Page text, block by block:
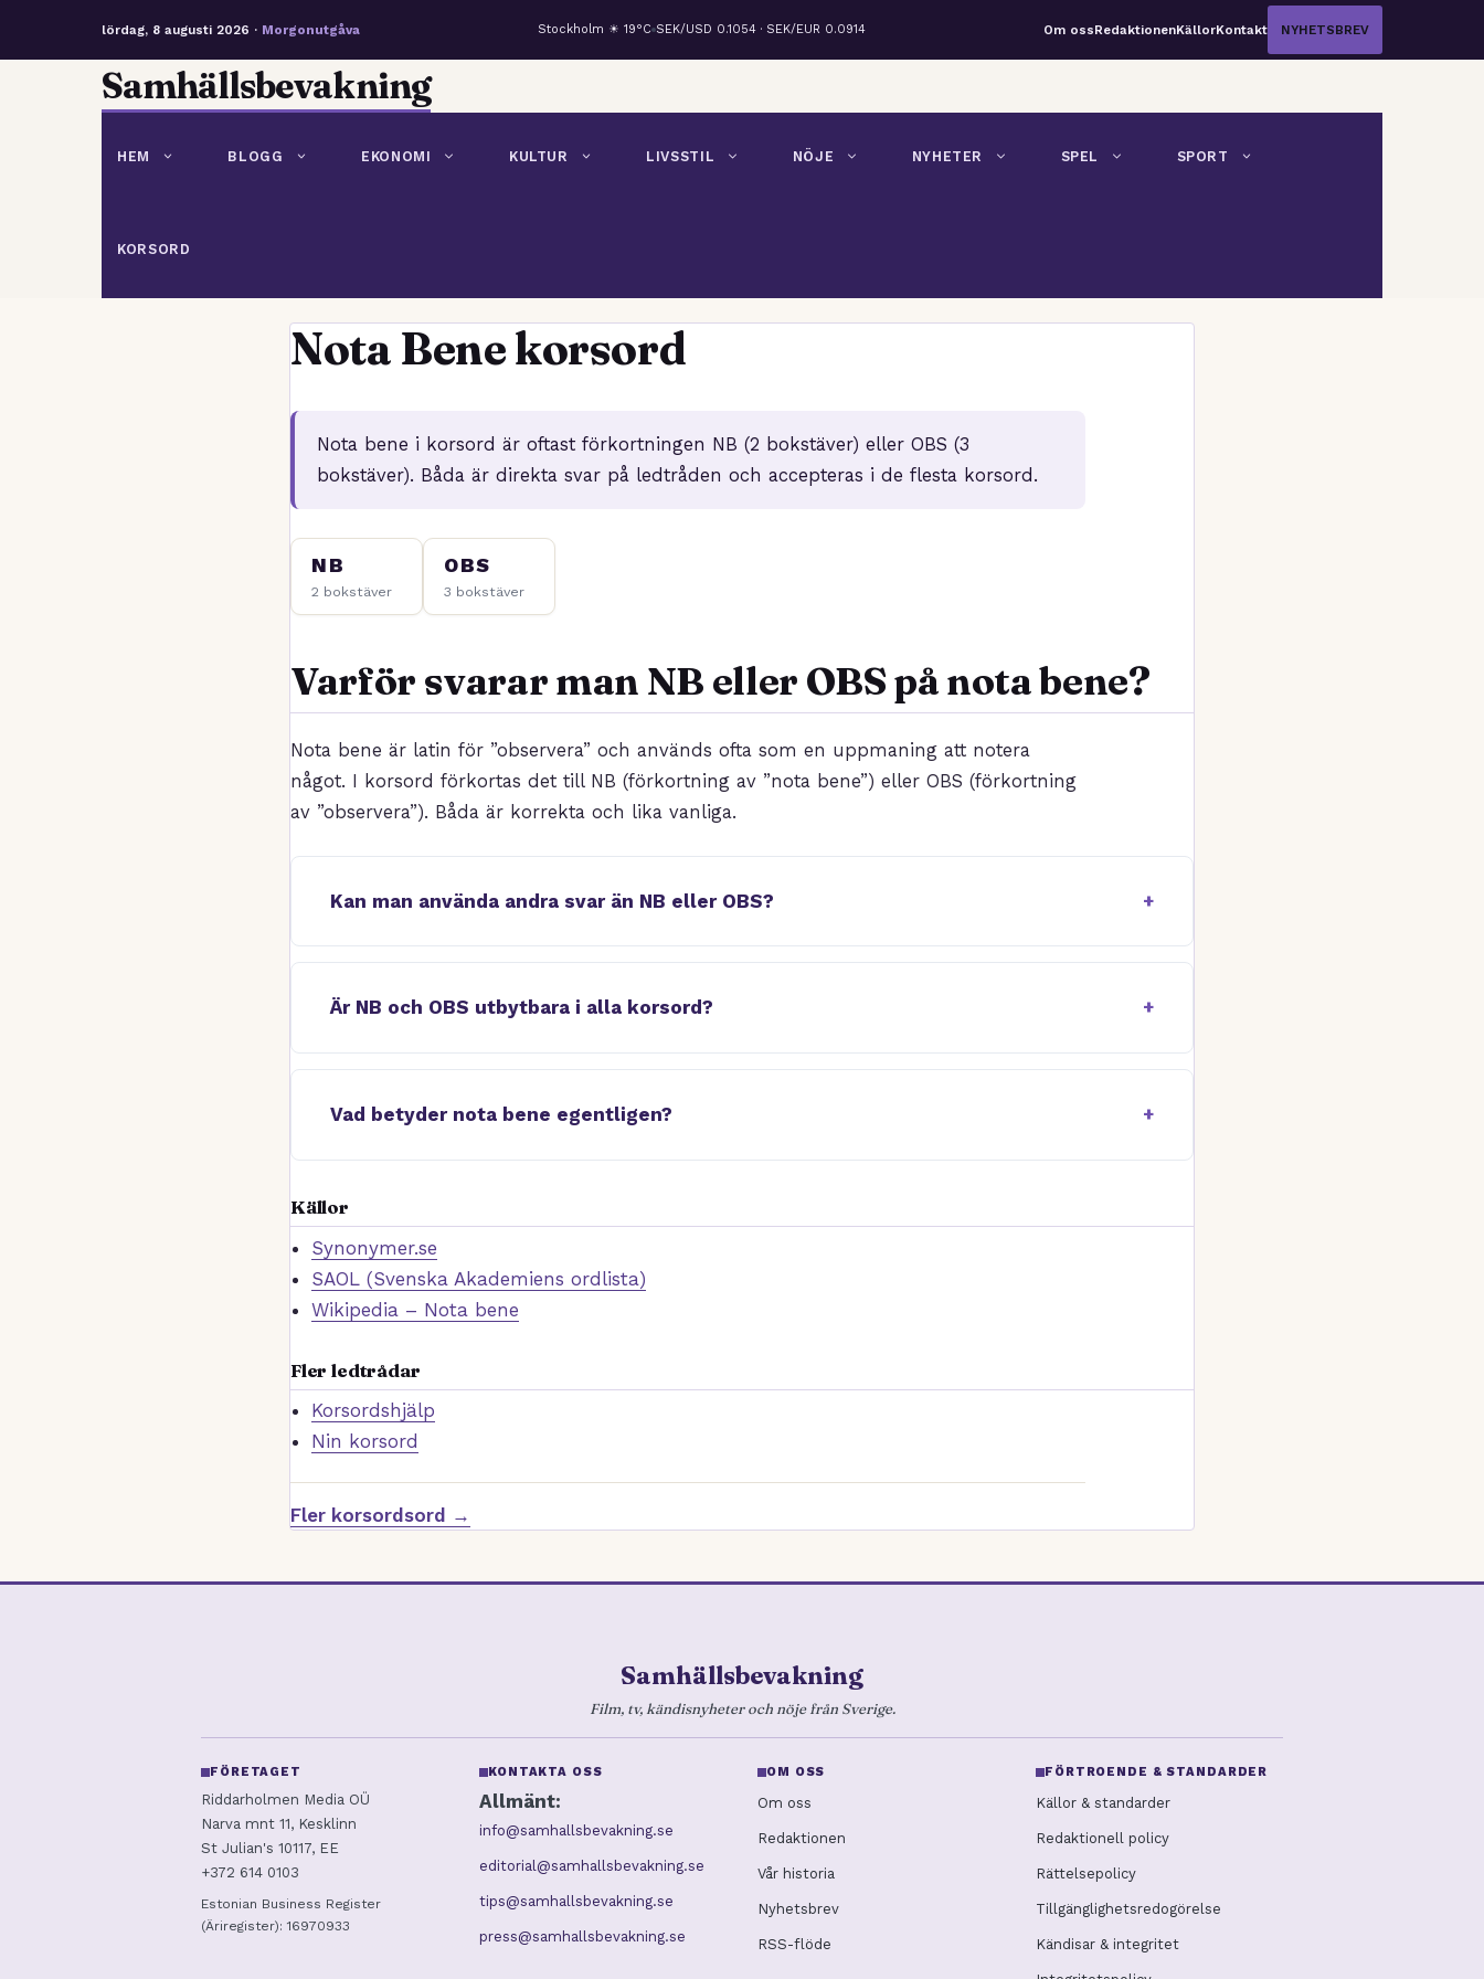
lördag, 8 augusti 2026 · Morgonutgåva Stockholm ☀ 19°C SEK/USD 0.1054 · SEK/EUR 0.0914 Om ossRedaktionenKällorKontakt NYHETSBREV
Samhällsbevakning
HEM BLOGG EKONOMI KULTUR LIVSSTIL NÖJE NYHETER SPEL SPORT
KORSORD
Nota Bene korsord
Nota bene i korsord är oftast förkortningen NB (2 bokstäver) eller OBS (3
bokstäver). Båda är direkta svar på ledtråden och accepteras i de flesta korsord.
NB
2 bokstäver
OBS
3 bokstäver
Varför svarar man NB eller OBS på nota bene?
Nota bene är latin för ”observera” och används ofta som en uppmaning att notera
något. I korsord förkortas det till NB (förkortning av ”nota bene”) eller OBS (förkortning
av ”observera”). Båda är korrekta och lika vanliga.
Kan man använda andra svar än NB eller OBS?
Är NB och OBS utbytbara i alla korsord?
Vad betyder nota bene egentligen?
Källor
Synonymer.se
SAOL (Svenska Akademiens ordlista)
Wikipedia – Nota bene
Fler ledtrådar
Korsordshjälp
Nin korsord
Fler korsordsord →
Samhällsbevakning
Film, tv, kändisnyheter och nöje från Sverige.
FÖRETAGET
Riddarholmen Media OÜ
Narva mnt 11, Kesklinn
St Julian's 10117, EE
+372 614 0103
Estonian Business Register
(Äriregister): 16970933
KONTAKTA OSS
Allmänt:
info@samhallsbevakning.se
editorial@samhallsbevakning.se
tips@samhallsbevakning.se
press@samhallsbevakning.se
OM OSS
Om oss
Redaktionen
Vår historia
Nyhetsbrev
RSS-flöde
FÖRTROENDE & STANDARDER
Källor & standarder
Redaktionell policy
Rättelsepolicy
Tillgänglighetsredogörelse
Kändisar & integritet